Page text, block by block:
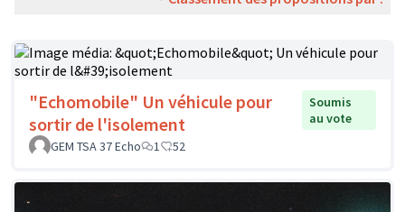
"Echomobile" Un véhicule pour
sortir de l'isolement
Soumis
au vote
GEM TSA 37 Echo
1 52